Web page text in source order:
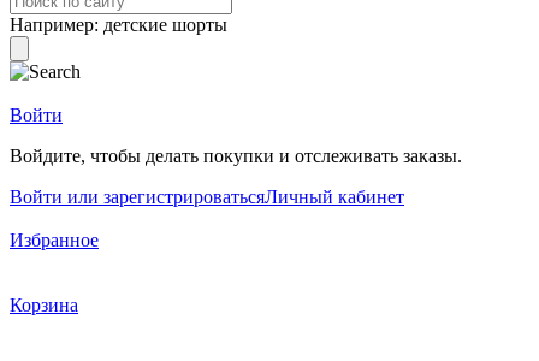
Например: детские шорты
Войти
Войдите, чтобы делать покупки и отслеживать заказы.
Войти или зарегистрироватьсяЛичный кабинет
Избранное
Корзина